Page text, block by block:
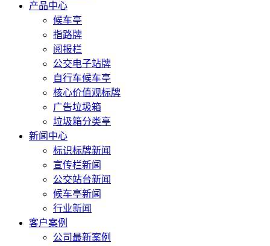
产品中心
候车亭
指路牌
阅报栏
公交电子站牌
自行车候车亭
核心价值观标牌
广告垃圾箱
垃圾箱分类亭
新闻中心
标识标牌新闻
宣传栏新闻
公交站台新闻
候车亭新闻
行业新闻
客户案例
公司最新案例